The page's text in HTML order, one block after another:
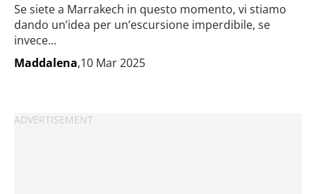
Se siete a Marrakech in questo momento, vi stiamo
dando un’idea per un’escursione imperdibile, se
invece...
Maddalena,10 Mar 2025